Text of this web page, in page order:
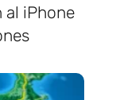
al iPhone